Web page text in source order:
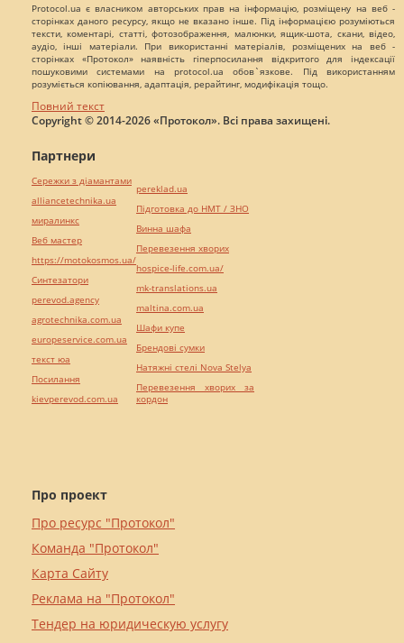
Protocol.ua є власником авторських прав на інформацію, розміщену на веб -
сторінках даного ресурсу, якщо не вказано інше. Під інформацією розуміються
тексти, коментарі, статті, фотозображення, малюнки, ящик-шота, скани, відео,
аудіо, інші матеріали. При використанні матеріалів, розміщених на веб -
сторінках «Протокол» наявність гіперпосилання відкритого для індексації
пошуковими системами на protocol.ua обов`язкове. Під використанням
розуміється копіювання, адаптація, рерайтинг, модифікація тощо.
Повний текст
Copyright © 2014-2026 «Протокол». Всі права захищені.
Про проект
Про ресурс "Протокол"
Команда "Протокол"
Карта Сайту
Реклама на "Протокол"
Тендер на юридическую услугу
Партнери
Сережки з діамантами
alliancetechnika.ua
миралинкс
Веб мастер
https://motokosmos.ua/
Синтезатори
perevod.agency
agrotechnika.com.ua
europeservice.com.ua
текст юа
Посилання
kievperevod.com.ua
pereklad.ua
Підготовка до НМТ / ЗНО
Винна шафа
Перевезення хворих
hospice-life.com.ua/
mk-translations.ua
maltina.com.ua
Шафи купе
Брендові сумки
Натяжні стелі Nova Stelya
Перевезення хворих за
кордон